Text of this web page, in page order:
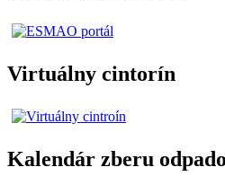
Virtuálny cintorín
Kalendár zberu